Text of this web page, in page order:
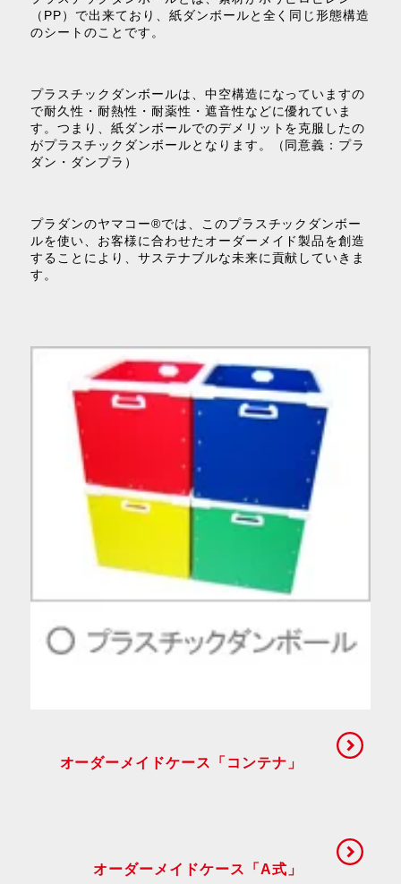
（PP）で出来ており、紙ダンボールと全く同じ形態構造
のシートのことです。
プラスチックダンボールは、中空構造になっていますの
で耐久性・耐熱性・耐薬性・遮音性などに優れていま
す。つまり、紙ダンボールでのデメリットを克服したの
がプラスチックダンボールとなります。（同意義：プラ
ダン・ダンプラ）
プラダンのヤマコー®では、このプラスチックダンボー
ルを使い、お客様に合わせたオーダーメイド製品を創造
することにより、サステナブルな未来に貢献していきま
す。
オーダーメイドケース「コンテナ」
オーダーメイドケース「A式」